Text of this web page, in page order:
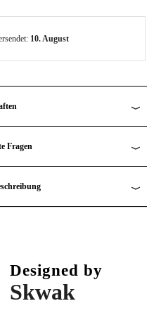
10. August
: 10,5 cm - 21 cm maxi
und 4-seitig lackiert
Fragen
Fragen
nicht bearbeitet.
ein Wand-WC?
alle Standardtoiletten.
Designed by
Skwak